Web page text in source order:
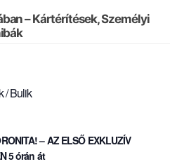
– Kártérítések, Személyi
/ Bulik
– AZ ELSŐ EXKLUZÍV
5 órán át